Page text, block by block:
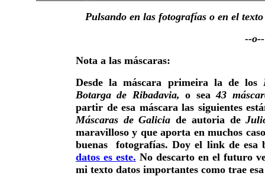
Pulsando en las fotografías o en el
--o--
Nota a las máscaras:
Desde la máscara primeira la de los
Botarga de Ribadavia, o sea43
partir de esa máscara las siguientes
Máscaras de Galicia de autoria de
maravilloso y que aporta en muchos
buenas fotografías. Doy el link de esa
datos es este. No descarto en el futuro
mi texto datos importantes como trae esa